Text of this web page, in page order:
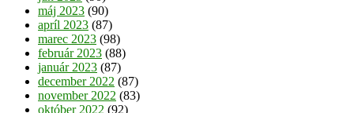
máj 2023 (90)
apríl 2023 (87)
marec 2023 (98)
február 2023 (88)
január 2023 (87)
december 2022 (87)
november 2022 (83)
október 2022 (92)